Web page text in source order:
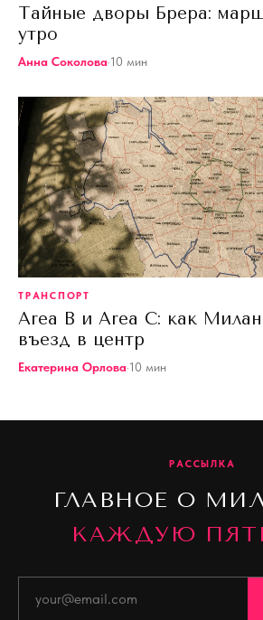
Тайные дворы Брера:
утро
Анна Соколова·10 мин
ТРАНСПОРТ
Area B и Area C: как
въезд в центр
Екатерина Орлова·10 мин
РАССЫЛКА
ГЛАВНОЕ О
КАЖДУЮ